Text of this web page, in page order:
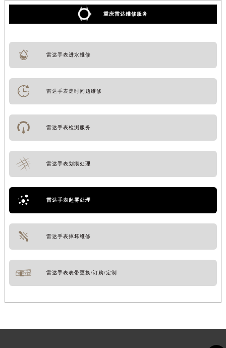
重庆雷达维修服务
雷达手表进水维修
雷达手表走时问题维修
雷达手表检测服务
雷达手表划痕处理
雷达手表起雾处理
雷达手表摔坏维修
雷达手表表带更换/订购/定制